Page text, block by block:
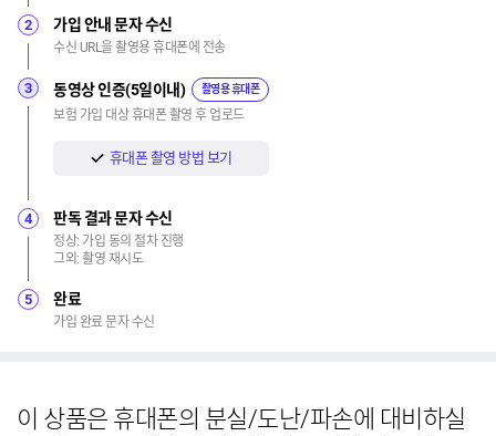
2 가입 안내 문자 수신
수신 URL을촬영용 휴대폰에 전송
3 동영상 인증(5일이내) 촬영용 휴대폰
보험 가입 대상 휴대폰 촬영 후 업로드
휴대폰 촬영 방법 보기
4 판독 결과 문자 수신
정상: 가입 동의 절차 진행
그외: 촬영 재시도
5 완료
가입 완료 문자 수신
이 상품은 휴대폰의 분실/도난/파손에 대비하실